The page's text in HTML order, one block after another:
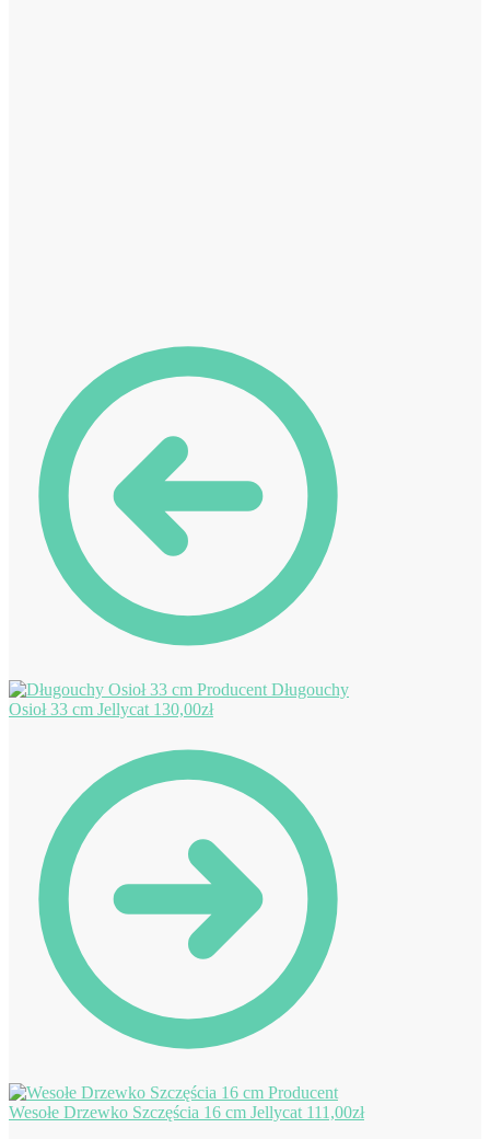
Długouchy
Osioł 33 cm Jellycat 130,00zł
Wesołe Drzewko Szczęścia 16 cm Jellycat 111,00zł